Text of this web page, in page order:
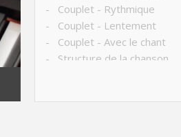
- Couplet - Rythmique
- Couplet - Lentement
- Couplet - Avec le chant
- Structure de la chanson